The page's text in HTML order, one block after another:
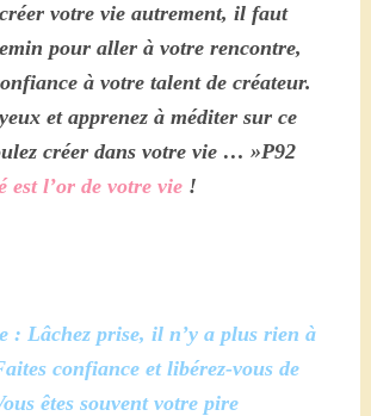
votre vie autrement, il faut
pour aller à votre rencontre,
à votre talent de créateur.
et apprenez à méditer sur ce
créer dans votre vie … »P92
est l’or de votre vie!
: Lâchez prise, il n’y a plus rien à
confiance et libérez-vous de
êtes souvent votre pire